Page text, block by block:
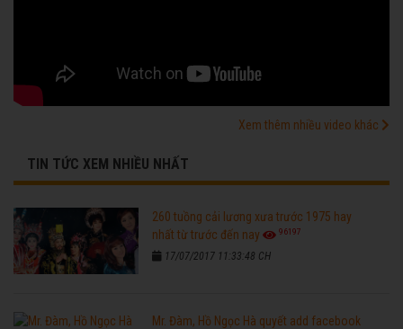
Xem thêm nhiều video khác
TIN TỨC XEM NHIỀU NHẤT
260 tuồng cải lương xưa trước 1975 hay
nhất từ trước đến nay
96197
17/07/2017 11:33:48 CH
Mr. Đàm, Hồ Ngọc Hà quyết add facebook